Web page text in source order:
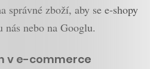
správné zboží, aby se e-shopy
nebo na Googlu.
v e-commerce